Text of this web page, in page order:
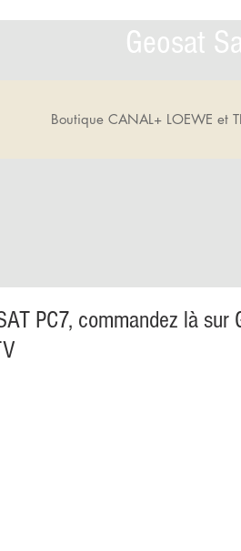
Geosat
Boutique CANAL+ LOEWE et
PC7, commandez là